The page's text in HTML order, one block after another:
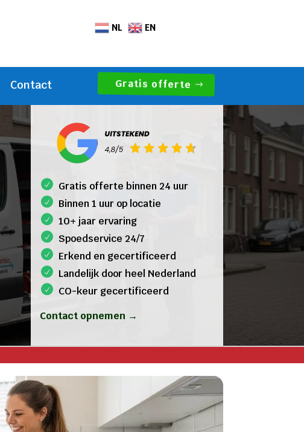
NL EN
Contact Gratis offerte
Gratis offerte binnen 24 uur
Binnen 1 uur op locatie
10+ jaar ervaring
Spoedservice 24/7
Erkend en gecertificeerd
Landelijk door heel Nederland
CO-keur gecertificeerd
Contact opnemen →